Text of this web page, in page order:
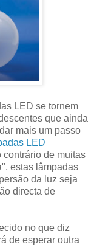
LED se tornem
que ainda
mais um passo
LED
contrário de muitas
estas lâmpadas
da luz seja
directa de
no que diz
de esperar outra